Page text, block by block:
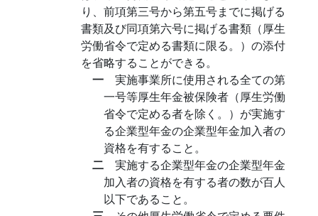
り、前項第三号から第五号までに掲げる
書類及び同項第六号に掲げる書類（厚生
労働省令で定める書類に限る。）の添付
を省略することができる。
一 実施事業所に使用される全ての第
一号等厚生年金被保険者（厚生労働
省令で定める者を除く。）が実施す
る企業型年金の企業型年金加入者の
資格を有すること。
二 実施する企業型年金の企業型年金
加入者の資格を有する者の数が百人
以下であること。